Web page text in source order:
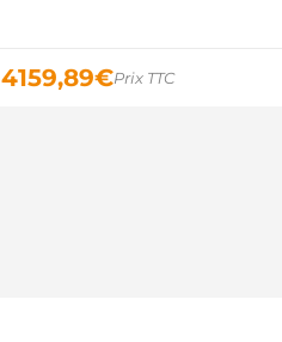
4159,89€Prix TTC